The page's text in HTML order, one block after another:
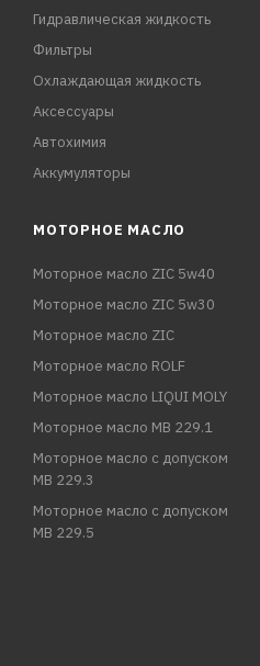
Гидравлическая жидкость
Фильтры
Охлаждающая жидкость
Аксессуары
Автохимия
Аккумуляторы
МОТОРНОЕ МАСЛО
Моторное масло ZIC 5w40
Моторное масло ZIC 5w30
Моторное масло ZIC
Моторное масло ROLF
Моторное масло LIQUI MOLY
Моторное масло MB 229.1
Моторное масло с допуском
MB 229.3
Моторное масло с допуском
MB 229.5